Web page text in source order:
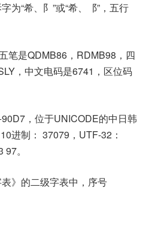
为“希、阝”或“希、⻏”，五行
笔是QDMB86，RDMB98，四
，中文电码是6741，区位码
，位于UNICODE的中日韩
进制： 37079，UTF-32：
。
》的二级字表中，序号